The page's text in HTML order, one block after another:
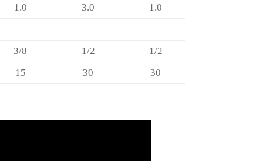
1.0 3.0
1.0
3/8 1/2
1/2
15 30 30